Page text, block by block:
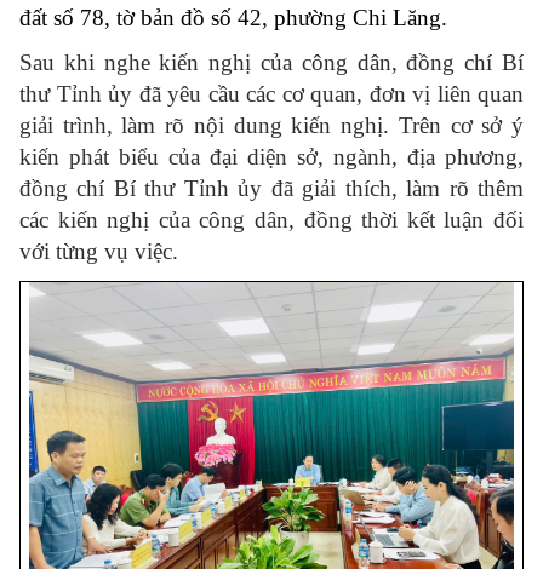
đất số 78, tờ bản đồ số 42, phường Chi Lăng.
Sau khi nghe kiến nghị của công dân, đồng chí Bí
thư Tỉnh ủy đã yêu cầu các cơ quan, đơn vị liên quan
giải trình, làm rõ nội dung kiến nghị. Trên cơ sở ý
kiến phát biểu của đại diện sở, ngành, địa phương,
đồng chí Bí thư Tỉnh ủy đã giải thích, làm rõ thêm
các kiến nghị của công dân, đồng thời kết luận đối
với từng vụ việc.